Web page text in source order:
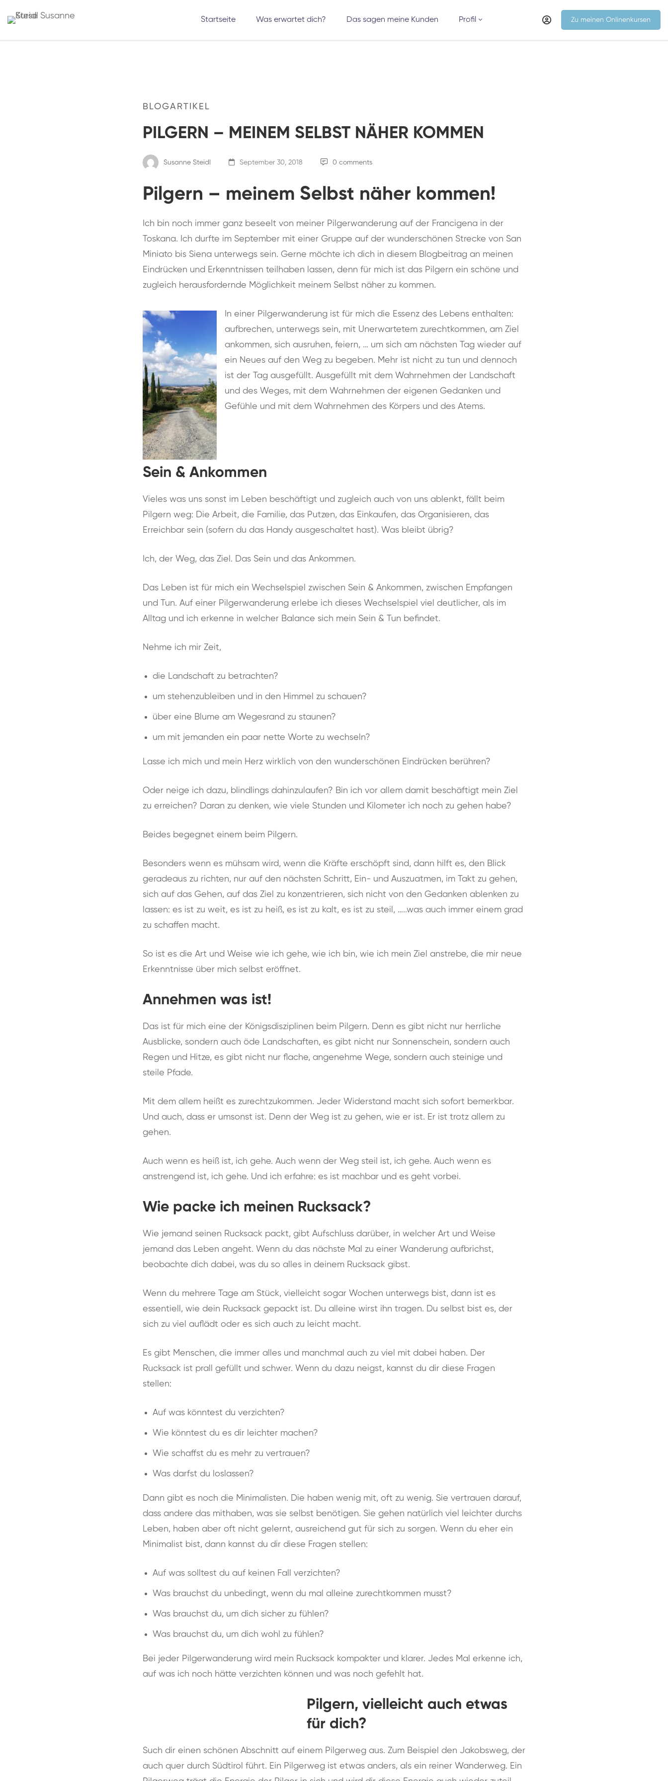
Startseite Was erwartet dich? Das sagen meine Kunden Profil Zu meinen Onlinenkursen
BLOGARTIKEL
PILGERN – MEINEM SELBST NÄHER KOMMEN
Susanne Steidl September 30, 2018 0 comments
Pilgern – meinem Selbst näher kommen!
Ich bin noch immer ganz beseelt von meiner Pilgerwanderung auf der Francigena in der
Toskana. Ich durfte im September mit einer Gruppe auf der wunderschönen Strecke von San
Miniato bis Siena unterwegs sein. Gerne möchte ich dich in diesem Blogbeitrag an meinen
Eindrücken und Erkenntnissen teilhaben lassen, denn für mich ist das Pilgern ein schöne und
zugleich herausfordernde Möglichkeit meinem Selbst näher zu kommen.
In einer Pilgerwanderung ist für mich die Essenz des Lebens enthalten:
aufbrechen, unterwegs sein, mit Unerwartetem zurechtkommen, am Ziel
ankommen, sich ausruhen, feiern, … um sich am nächsten Tag wieder auf
ein Neues auf den Weg zu begeben. Mehr ist nicht zu tun und dennoch
ist der Tag ausgefüllt. Ausgefüllt mit dem Wahrnehmen der Landschaft
und des Weges, mit dem Wahrnehmen der eigenen Gedanken und
Gefühle und mit dem Wahrnehmen des Körpers und des Atems.
Sein & Ankommen
Vieles was uns sonst im Leben beschäftigt und zugleich auch von uns ablenkt, fällt beim
Pilgern weg: Die Arbeit, die Familie, das Putzen, das Einkaufen, das Organisieren, das
Erreichbar sein (sofern du das Handy ausgeschaltet hast). Was bleibt übrig?
Ich, der Weg, das Ziel. Das Sein und das Ankommen.
Das Leben ist für mich ein Wechselspiel zwischen Sein & Ankommen, zwischen Empfangen
und Tun. Auf einer Pilgerwanderung erlebe ich dieses Wechselspiel viel deutlicher, als im
Alltag und ich erkenne in welcher Balance sich mein Sein & Tun befindet.
Nehme ich mir Zeit,
die Landschaft zu betrachten?
um stehenzubleiben und in den Himmel zu schauen?
über eine Blume am Wegesrand zu staunen?
um mit jemanden ein paar nette Worte zu wechseln?
Lasse ich mich und mein Herz wirklich von den wunderschönen Eindrücken berühren?
Oder neige ich dazu, blindlings dahinzulaufen? Bin ich vor allem damit beschäftigt mein Ziel
zu erreichen? Daran zu denken, wie viele Stunden und Kilometer ich noch zu gehen habe?
Beides begegnet einem beim Pilgern.
Besonders wenn es mühsam wird, wenn die Kräfte erschöpft sind, dann hilft es, den Blick
geradeaus zu richten, nur auf den nächsten Schritt, Ein- und Auszuatmen, im Takt zu gehen,
sich auf das Gehen, auf das Ziel zu konzentrieren, sich nicht von den Gedanken ablenken zu
lassen: es ist zu weit, es ist zu heiß, es ist zu kalt, es ist zu steil, …..was auch immer einem grad
zu schaffen macht.
So ist es die Art und Weise wie ich gehe, wie ich bin, wie ich mein Ziel anstrebe, die mir neue
Erkenntnisse über mich selbst eröffnet.
Annehmen was ist!
Das ist für mich eine der Königsdisziplinen beim Pilgern. Denn es gibt nicht nur herrliche
Ausblicke, sondern auch öde Landschaften, es gibt nicht nur Sonnenschein, sondern auch
Regen und Hitze, es gibt nicht nur flache, angenehme Wege, sondern auch steinige und
steile Pfade.
Mit dem allem heißt es zurechtzukommen. Jeder Widerstand macht sich sofort bemerkbar.
Und auch, dass er umsonst ist. Denn der Weg ist zu gehen, wie er ist. Er ist trotz allem zu
gehen.
Auch wenn es heiß ist, ich gehe. Auch wenn der Weg steil ist, ich gehe. Auch wenn es
anstrengend ist, ich gehe. Und ich erfahre: es ist machbar und es geht vorbei.
Wie packe ich meinen Rucksack?
Wie jemand seinen Rucksack packt, gibt Aufschluss darüber, in welcher Art und Weise
jemand das Leben angeht. Wenn du das nächste Mal zu einer Wanderung aufbrichst,
beobachte dich dabei, was du so alles in deinem Rucksack gibst.
Wenn du mehrere Tage am Stück, vielleicht sogar Wochen unterwegs bist, dann ist es
essentiell, wie dein Rucksack gepackt ist. Du alleine wirst ihn tragen. Du selbst bist es, der
sich zu viel auflädt oder es sich auch zu leicht macht.
Es gibt Menschen, die immer alles und manchmal auch zu viel mit dabei haben. Der
Rucksack ist prall gefüllt und schwer. Wenn du dazu neigst, kannst du dir diese Fragen
stellen:
Auf was könntest du verzichten?
Wie könntest du es dir leichter machen?
Wie schaffst du es mehr zu vertrauen?
Was darfst du loslassen?
Dann gibt es noch die Minimalisten. Die haben wenig mit, oft zu wenig. Sie vertrauen darauf,
dass andere das mithaben, was sie selbst benötigen. Sie gehen natürlich viel leichter durchs
Leben, haben aber oft nicht gelernt, ausreichend gut für sich zu sorgen. Wenn du eher ein
Minimalist bist, dann kannst du dir diese Fragen stellen:
Auf was solltest du auf keinen Fall verzichten?
Was brauchst du unbedingt, wenn du mal alleine zurechtkommen musst?
Was brauchst du, um dich sicher zu fühlen?
Was brauchst du, um dich wohl zu fühlen?
Bei jeder Pilgerwanderung wird mein Rucksack kompakter und klarer. Jedes Mal erkenne ich,
auf was ich noch hätte verzichten können und was noch gefehlt hat.
Pilgern, vielleicht auch etwas
für dich?
Such dir einen schönen Abschnitt auf einem Pilgerweg aus. Zum Beispiel den Jakobsweg, der
auch quer durch Südtirol führt. Ein Pilgerweg ist etwas anders, als ein reiner Wanderweg. Ein